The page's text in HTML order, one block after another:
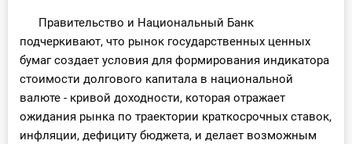
Правительство и Национальный Банк
подчеркивают, что рынок государственных ценных
бумаг создает условия для формирования индикатора
стоимости долгового капитала в национальной
валюте - кривой доходности, которая отражает
ожидания рынка по траектории краткосрочных ставок,
инфляции, дефициту бюджета, и делает возможным